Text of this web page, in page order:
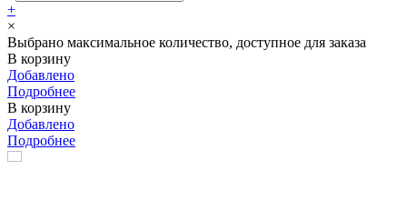
+
×
Выбрано максимальное количество, доступное для заказа
В корзину
Добавлено
Подробнее
В корзину
Добавлено
Подробнее